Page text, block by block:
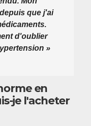
que j'ai
d'oublier
»
en
je l'acheter